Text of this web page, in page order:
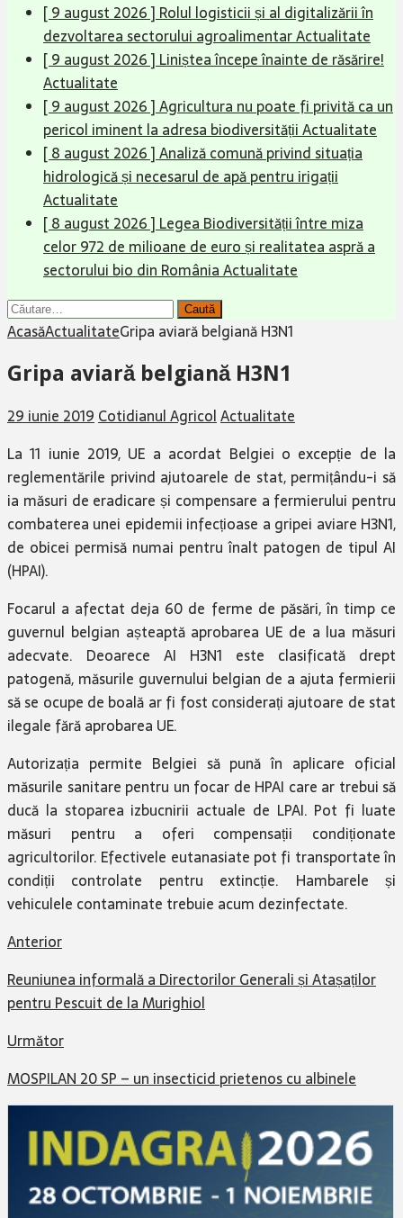
[ 9 august 2026 ] Rolul logisticii și al digitalizării în
dezvoltarea sectorului agroalimentarActualitate
[ 9 august 2026 ] Liniștea începe înainte de răsărire!
Actualitate
[ 9 august 2026 ]Agricultura nu poate fi privită ca un
pericol iminent la adresa biodiversitățiiActualitate
[ 8 august 2026 ]Analiză comună privind situația
hidrologică și necesarul de apă pentru irigații
Actualitate
[ 8 august 2026 ] Legea Biodiversității între miza
celor 972 de milioane de euro și realitatea aspră a
sectorului bio din RomâniaActualitate
Caută
după:
AcasăActualitateGripa aviară belgiană H3N1
Gripa aviară belgiană H3N1
29 iunie 2019 Cotidianul AgricolActualitate
La 11 iunie 2019, UE a acordat Belgiei o excepție de la
reglementările privind ajutoarele de stat, permițându-i să
ia măsuri de eradicare și compensare a fermierului pentru
combaterea unei epidemii infecțioase a gripei aviare H3N1,
de obicei permisă numai pentru înalt patogen de tipul AI
(HPAI).
Focarul a afectat deja 60 de ferme de păsări, în timp ce
guvernul belgian așteaptă aprobarea UE de a lua măsuri
adecvate. Deoarece AI H3N1 este clasificată drept
patogenă, măsurile guvernului belgian de a ajuta fermierii
să se ocupe de boală ar fi fost considerați ajutoare de stat
ilegale fără aprobarea UE.
Autorizația permite Belgiei să pună în aplicare oficial
măsurile sanitare pentru un focar de HPAI care ar trebui să
ducă la stoparea izbucnirii actuale de LPAI. Pot fi luate
măsuri pentru a oferi compensații condiționate
agricultorilor. Efectivele eutanasiate pot fi transportate în
condiții controlate pentru extincție. Hambarele și
vehiculele contaminate trebuie acum dezinfectate.
Anterior
Reuniunea informală a Directorilor Generali și Atașaților
pentru Pescuit de la Murighiol
Următor
MOSPILAN 20 SP – un insecticid prietenos cu albinele